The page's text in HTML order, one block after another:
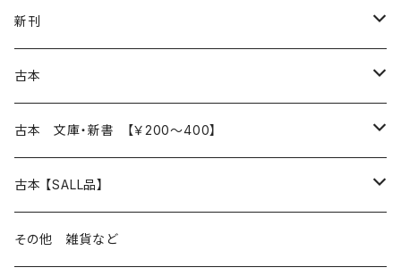
再入荷
新刊
本 の あれこれ
読書のこと
本屋のこと
文芸
近代小説 エッセイ 戯曲（日本人作家）
現代小説 エッセイ 戯曲（日本人作家）
日々 の できこと
日常の 風景 群像
生き方 ライフスタイル
古本
本 の あれこれ
読書のこと
本屋のこと
日本文学
小説 エッセイ 戯曲（日本人作家）
海外文学
古本 文庫・新書 【￥200～400】
日本文学
小説 エッセイ 戯曲
海外文学
古本 【SALL品】
20％OFF
その他 雑貨など